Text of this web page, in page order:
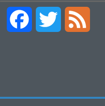
Facebook Twitter